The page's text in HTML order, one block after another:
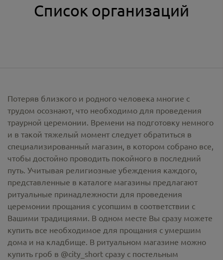
Список организаций
Потеряв близкого и родного человека многие с
трудом осознают, что необходимо для проведения
траурной церемонии. Времени на подготовку немного
и в такой тяжелый момент следует обратиться в
специализированный магазин, в котором собрано все,
чтобы достойно проводить покойного в последний
путь. Учитывая религиозные убеждения каждого,
представленные в каталоге магазины предлагают
ритуальные принадлежности для проведения
церемонии прощания с усопшим в соответствии с
Вашими традициями. В одном месте Вы сразу можете
купить все необходимое для прощания с умершим
дома и на кладбище. В ритуальном магазине можно
купить гроб в @city_short сразу с постельным